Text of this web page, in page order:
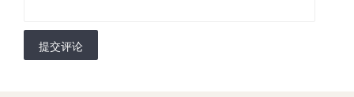
提交评论